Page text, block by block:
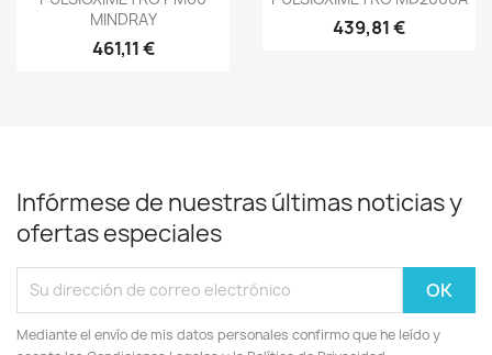
MINDRAY
461,11 €
439,81 €
Infórmese de nuestras últimas noticias y
ofertas especiales
Mediante el envío de mis datos personales confirmo que he leído y